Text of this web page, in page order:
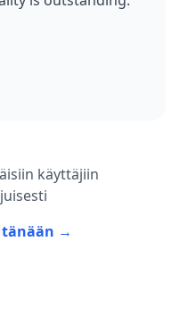
käyttäjiin
tänään →